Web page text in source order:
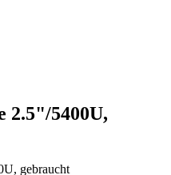
2.5"/5400U,